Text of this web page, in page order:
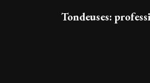
Tondeuses: